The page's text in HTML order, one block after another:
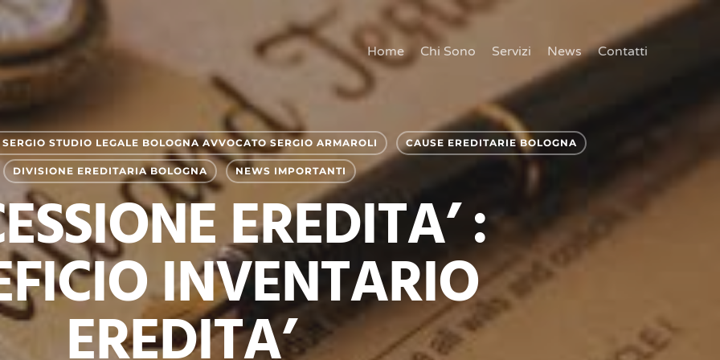
Home Chi Sono Servizi News Contatti
STUDIO LEGALE BOLOGNA AVVOCATO SERGIO ARMAROLI CAUSE EREDITARIE BOLOGNA
DIVISIONE EREDITARIA BOLOGNA NEWS IMPORTANTI
EREDITA’ :
INVENTARIO